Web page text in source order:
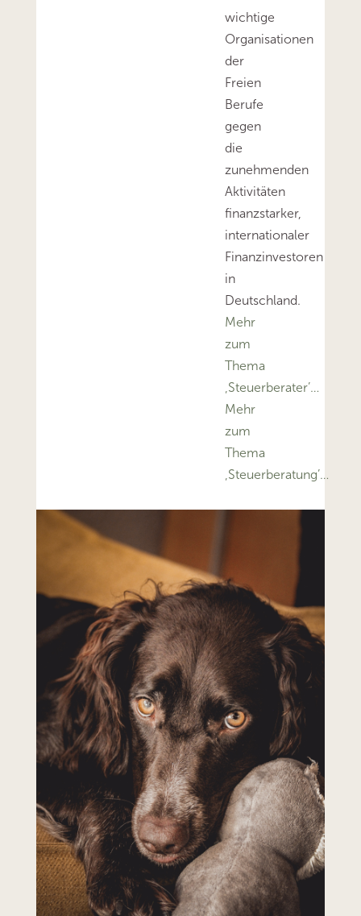
wichtige
Organisationen
der
Freien
Berufe
gegen
die
zunehmenden
Aktivitäten
finanzstarker,
internationaler
Finanzinvestoren
in
Deutschland.
Mehr
zum
Thema
‚Steuerberater’…
Mehr
zum
Thema
‚Steuerberatung’…